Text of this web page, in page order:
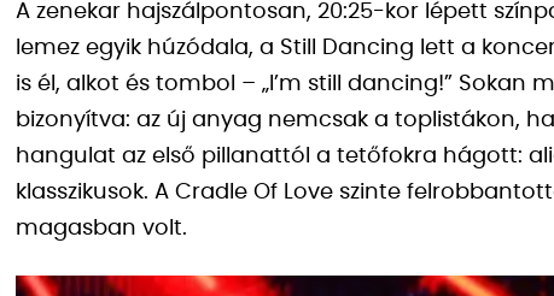
A zenekar hajszálpontosan, 20:25-kor lépett
lemez egyik húzódala, a Still Dancing lett a
is él, alkot és tombol – „I’m still dancing!” Sokan
bizonyítva: az új anyag nemcsak a toplistákon,
hangulat az első pillanattól a tetőfokra hágott:
klasszikusok. A Cradle Of Love szinte
magasban volt.